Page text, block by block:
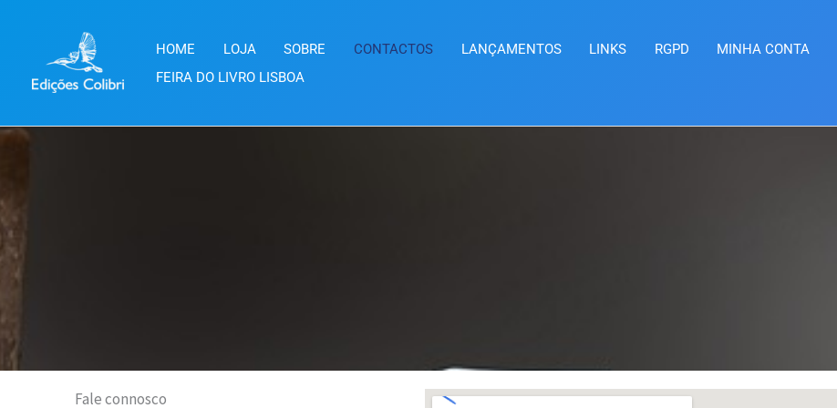
content
HOME LOJA SOBRE CONTACTOS LANÇAMENTOS LINKS RGPD MINHA CONTA
FEIRA DO LIVRO LISBOA
Fale connosco